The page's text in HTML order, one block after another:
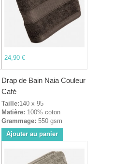
24,90 €
Drap de Bain Naia Couleur
Café
Taille:140 x 95
Matière: 100% coton
Grammage: 550 gsm
Ajouter au panier